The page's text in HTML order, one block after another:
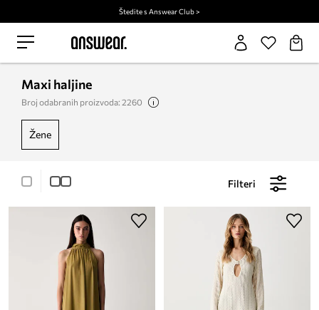
Štedite s Answear Club >
Maxi haljine
Broj odabranih proizvoda: 2260
žene
Filteri